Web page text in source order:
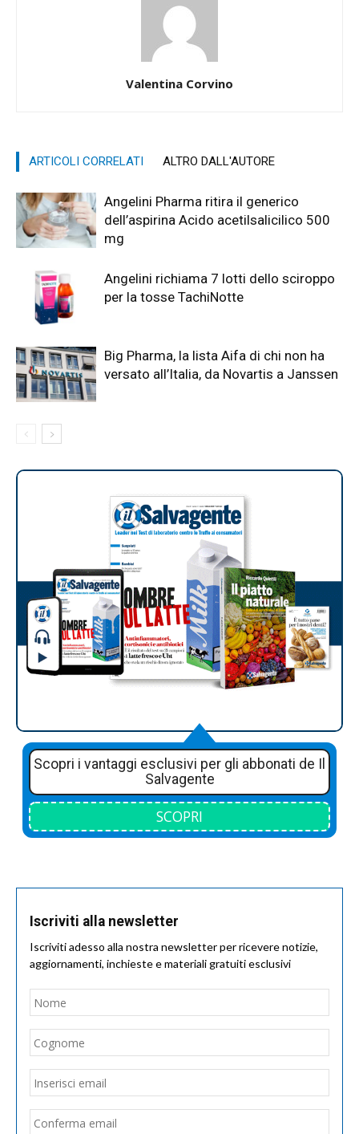
Valentina Corvino
ARTICOLI CORRELATI ALTRO DALL'AUTORE
Angelini Pharma ritira il generico
dell’aspirina Acido acetilsalicilico 500
mg
Angelini richiama 7 lotti dello sciroppo
per la tosse TachiNotte
Big Pharma, la lista Aifa di chi non ha
versato all’Italia, da Novartis a Janssen
Scopri i vantaggi esclusivi per gli abbonati de Il
Salvagente
SCOPRI
Iscriviti alla newsletter
Iscriviti adesso alla nostra newsletter per ricevere notizie,
aggiornamenti, inchieste e materiali gratuiti esclusivi
Nome
Email